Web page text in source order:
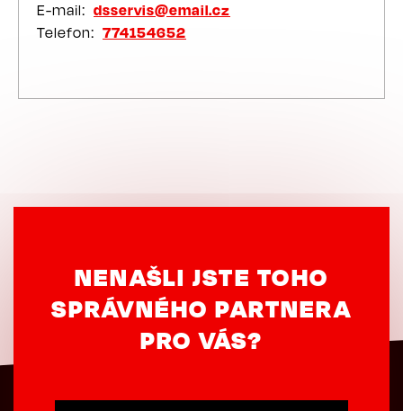
E-mail
dsservis@email.cz
Telefon
774154652
NENAŠLI JSTE TOHO
SPRÁVNÉHO PARTNERA
PRO VÁS?